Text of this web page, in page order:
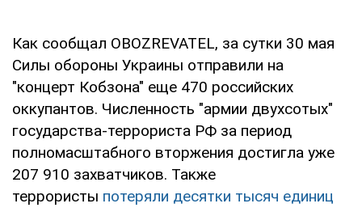
Как сообщал OBOZREVATEL, за сутки 30 мая
Силы обороны Украины отправили на
"концерт Кобзона" еще 470 российских
оккупантов. Численность "армии двухсотых"
государства-террориста РФ за период
полномасштабного вторжения достигла уже
207 910 захватчиков. Также
террористы потеряли десятки тысяч единиц